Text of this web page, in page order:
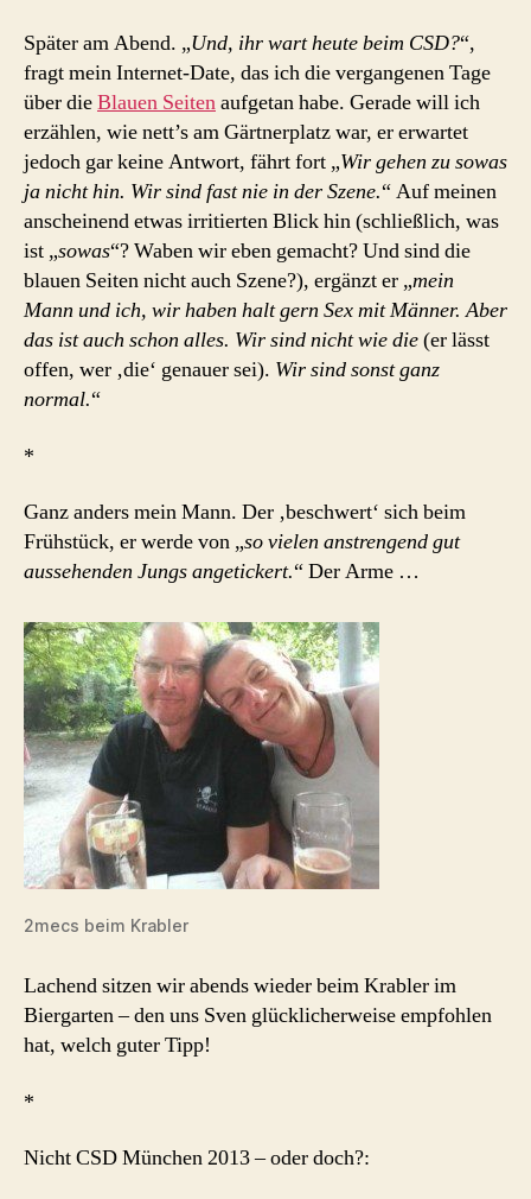
Später am Abend. „Und, ihr wart heute beim CSD?“,
fragt mein Internet-Date, das ich die vergangenen Tage
über dieBlauen Seitenaufgetan habe. Gerade will ich
erzählen, wie nett’s am Gärtnerplatz war, er erwartet
jedoch gar keine Antwort, fährt fort „Wir gehen zu sowas
ja nicht hin. Wir sind fast nie in der Szene.“ Auf meinen
anscheinend etwas irritierten Blick hin (schließlich, was
ist „sowas“? Waben wir eben gemacht? Und sind die
blauen Seiten nicht auch Szene?), ergänzt er „mein
Mann und ich, wir haben halt gern Sex mit Männer. Aber
das ist auch schon alles. Wir sind nicht wie die(er lässt
offen, wer ‚die‘ genauer sei). Wir sind sonst ganz
normal.“
*
Ganz anders mein Mann. Der ‚beschwert‘ sich beim
Frühstück, er werde von „so vielen anstrengend gut
aussehenden Jungs angetickert.“ Der Arme …
2mecs beim Krabler
Lachend sitzen wir abends wieder beim Krabler im
Biergarten – den uns Sven glücklicherweise empfohlen
hat, welch guter Tipp!
*
Nicht CSD München 2013 – oder doch?: